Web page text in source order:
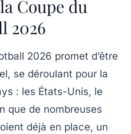
Coupe du
2026
2026 promet d’être
se déroulant pour la
: les États-Unis, le
que de nombreuses
déjà en place, un